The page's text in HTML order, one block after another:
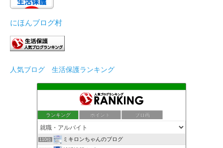
にほんブログ村
人気ブログ 生活保護ランキング
ランキング ポイント ブロ画
110位 ミキロンちゃんのブログ